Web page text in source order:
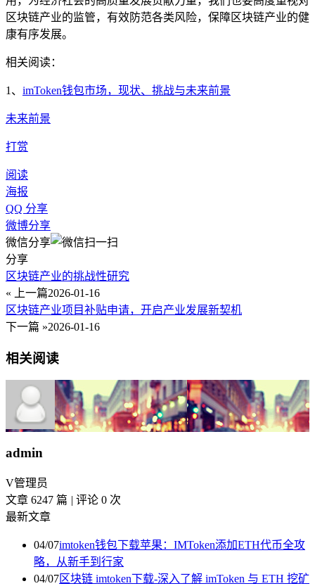
区块链产业的监管，有效防范各类风险，保障区块链产业的健
康有序发展。
相关阅读：
1、 imToken钱包市场，现状、挑战与未来前景
未来前景
打赏
阅读
海报
QQ 分享
微博分享
微信分享
分享
区块链产业的挑战性研究
« 上一篇2026-01-16
区块链产业项目补贴申请，开启产业发展新契机
下一篇 »2026-01-16
相关阅读
admin
V管理员
文章 6247 篇 | 评论 0 次
最新文章
04/07imtoken钱包下载苹果：IMToken添加ETH代币全攻
略，从新手到行家
04/07区块链 imtoken下载-深入了解 imToken 与 ETH 挖矿